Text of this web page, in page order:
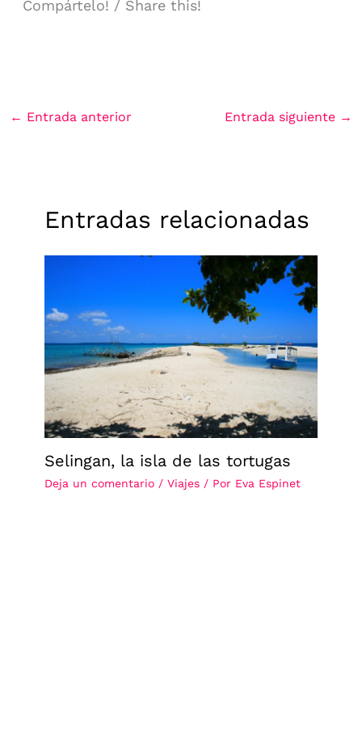
Compártelo! / Share this!
← Entrada anterior Entrada siguiente →
Entradas relacionadas
Selingan, la isla de las tortugas
Deja un comentario / Viajes/ Por Eva Espinet